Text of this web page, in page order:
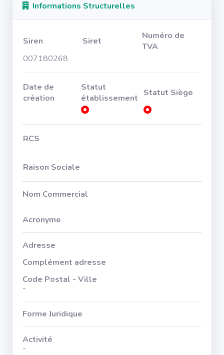
Informations Structurelles
Siren Siret
Numéro de
TVA
007180268
Date de
création
Statut
établissement Statut Siège
RCS
Raison Sociale
Nom Commercial
Acronyme
Adresse
Complément adresse
Code Postal - Ville
-
Forme Juridique
Activité
-